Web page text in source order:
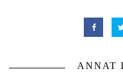
ANNAT